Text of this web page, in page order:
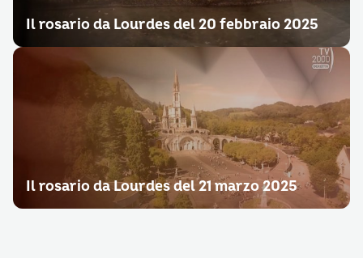
Il rosario da Lourdes del 20 febbraio 2025
Il rosario da Lourdes del 21 marzo 2025